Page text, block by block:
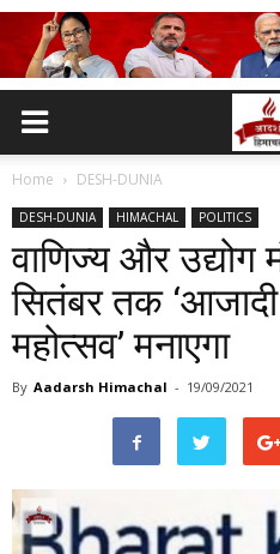
Home DESH-DUNIA
DESH-DUNIA HIMACHAL POLITICS
वाणिज्य और
सितंबर तक
महोत्सव’ मनाएगा
By Aadarsh Himachal - 19/09/2021